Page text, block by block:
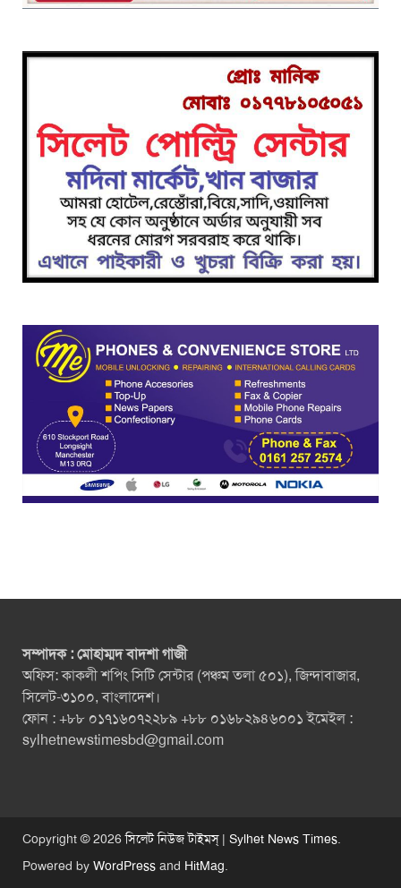
সম্পাদক : মোহাম্মদ বাদশা গাজী
অফিস: কাকলী শপিং সিটি সেন্টার (পঞ্চম তলা ৫০১), জিন্দাবাজার,
সিলেট-৩১০০, বাংলাদেশ।
ফোন : +৮৮ ০১৭১৬০৭২২৮৯ +৮৮ ০১৬৮২৯৪৬০০১ ইমেইল :
sylhetnewstimesbd@gmail.com
Copyright © 2026সিলেট নিউজ টাইমস্ | Sylhet News Times.
Powered by WordPress and HitMag.